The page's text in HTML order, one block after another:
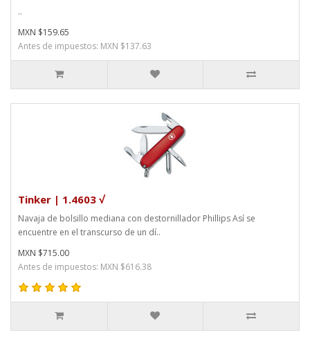
..
MXN $159.65
Antes de impuestos: MXN $137.63
Tinker | 1.4603 √
Navaja de bolsillo mediana con destornillador Phillips Así se
encuentre en el transcurso de un dí..
MXN $715.00
Antes de impuestos: MXN $616.38